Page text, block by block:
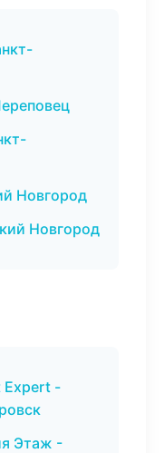
Новгород
Новгород
Expert -
Этаж -